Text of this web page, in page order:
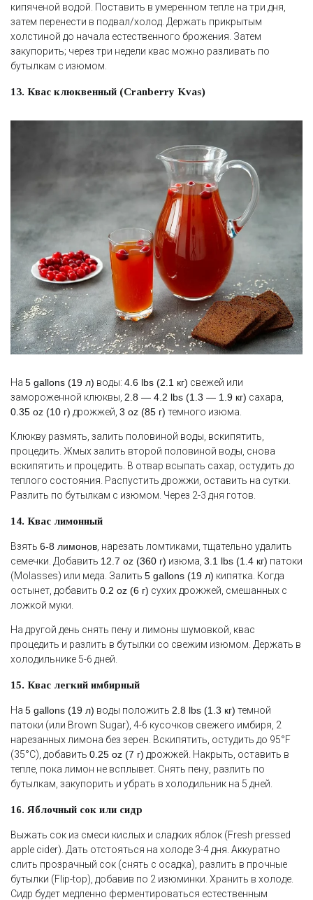
кипяченой водой. Поставить в умеренном тепле на три дня,
затем перенести в подвал/холод. Держать прикрытым
холстиной до начала естественного брожения. Затем
закупорить; через три недели квас можно разливать по
бутылкам с изюмом.
13. Квас клюквенный (Cranberry Kvas)
На 5 gallons (19 л) воды: 4.6 lbs (2.1 кг) свежей или
замороженной клюквы, 2.8 — 4.2 lbs (1.3 — 1.9 кг) сахара,
0.35 oz (10 г) дрожжей, 3 oz (85 г) темного изюма.
Клюкву размять, залить половиной воды, вскипятить,
процедить. Жмых залить второй половиной воды, снова
вскипятить и процедить. В отвар всыпать сахар, остудить до
теплого состояния. Распустить дрожжи, оставить на сутки.
Разлить по бутылкам с изюмом. Через 2-3 дня готов.
14. Квас лимонный
Взять 6-8 лимонов , нарезать ломтиками, тщательно удалить
семечки. Добавить 12.7 oz (360 г) изюма, 3.1 lbs (1.4 кг) патоки
(Molasses) или меда. Залить 5 gallons (19 л) кипятка. Когда
остынет, добавить 0.2 oz (6 г) сухих дрожжей, смешанных с
ложкой муки.
На другой день снять пену и лимоны шумовкой, квас
процедить и разлить в бутылки со свежим изюмом. Держать в
холодильнике 5-6 дней.
15. Квас легкий имбирный
На 5 gallons (19 л) воды положить 2.8 lbs (1.3 кг) темной
патоки (или Brown Sugar), 4-6 кусочков свежего имбиря, 2
нарезанных лимона без зерен. Вскипятить, остудить до 95°F
(35°C), добавить 0.25 oz (7 г) дрожжей. Накрыть, оставить в
тепле, пока лимон не всплывет. Снять пену, разлить по
бутылкам, закупорить и убрать в холодильник на 5 дней.
16. Яблочный сок или сидр
Выжать сок из смеси кислых и сладких яблок (Fresh pressed
apple cider). Дать отстояться на холоде 3-4 дня. Аккуратно
слить прозрачный сок (снять с осадка), разлить в прочные
бутылки (Flip-top), добавив по 2 изюминки. Хранить в холоде.
Сидр будет медленно ферментироваться естественным